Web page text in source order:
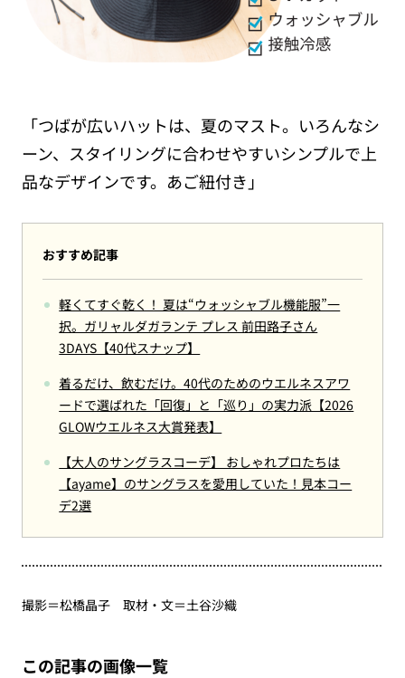
「つばが広いハットは、夏のマスト。いろんなシ
ーン、スタイリングに合わせやすいシンプルで上
品なデザインです。あご紐付き」
おすすめ記事
軽くてすぐ乾く！ 夏は“ウォッシャブル機能服”一
択。ガリャルダガランテ プレス 前田路子さん
3DAYS【40代スナップ】
着るだけ、飲むだけ。40代のためのウエルネスアワ
ードで選ばれた「回復」と「巡り」の実力派【2026
GLOWウエルネス大賞発表】
【大人のサングラスコーデ】 おしゃれプロたちは
【ayame】のサングラスを愛用していた！見本コー
デ2選
撮影＝松橋晶子 取材・文＝土谷沙織
この記事の画像一覧